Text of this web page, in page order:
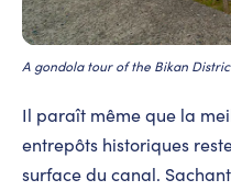
A gondola tour of the Bikan
Il paraît même que la
entrepôts historiques
surface du canal.